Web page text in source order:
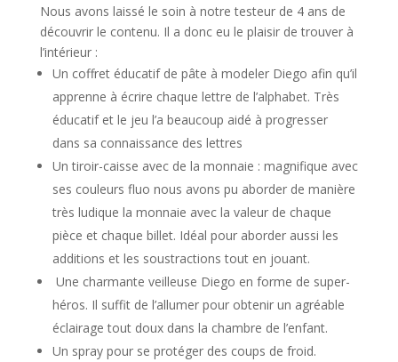
Nous avons laissé le soin à notre testeur de 4 ans de
découvrir le contenu. Il a donc eu le plaisir de trouver à
l’intérieur :
Un coffret éducatif de pâte à modeler Diego afin qu’il
apprenne à écrire chaque lettre de l’alphabet. Très
éducatif et le jeu l’a beaucoup aidé à progresser
dans sa connaissance des lettres
Un tiroir-caisse avec de la monnaie : magnifique avec
ses couleurs fluo nous avons pu aborder de manière
très ludique la monnaie avec la valeur de chaque
pièce et chaque billet. Idéal pour aborder aussi les
additions et les soustractions tout en jouant.
Une charmante veilleuse Diego en forme de super-
héros. Il suffit de l’allumer pour obtenir un agréable
éclairage tout doux dans la chambre de l’enfant.
Un spray pour se protéger des coups de froid.